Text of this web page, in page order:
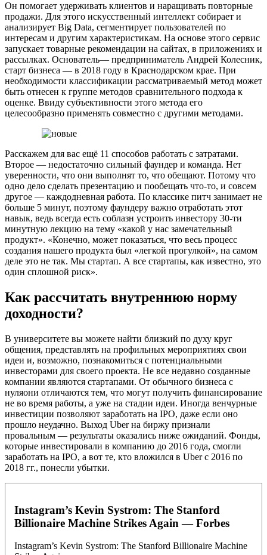
Он помогает удерживать клиентов и наращивать повторные
продажи. Для этого искусственный интеллект собирает и
анализирует Big Data, сегментирует пользователей по
интересам и другим характеристикам. На основе этого сервис
запускает товарные рекомендации на сайтах, в приложениях и
рассылках. Основатель— предприниматель Андрей Колесник,
старт бизнеса — в 2018 году в Краснодарском крае. При
необходимости классификации рассматриваемый метод может
быть отнесен к группе методов сравнительного подхода к
оценке. Ввиду субъективности этого метода его
целесообразно применять совместно с другими методами.
Расскажем для вас ещё 11 способов работать с затратами.
Второе — недостаточно сильный фаундер и команда. Нет
уверенности, что они выполнят то, что обещают. Потому что
одно дело сделать презентацию и пообещать что-то, и совсем
другое — каждодневная работа. По классике питч занимает не
больше 5 минут, поэтому фаундеру важно отработать этот
навык, ведь всегда есть соблазн устроить инвестору 30-ти
минутную лекцию на тему «какой у нас замечательный
продукт». «Конечно, может показаться, что весь процесс
создания нашего продукта был «легкой прогулкой», на самом
деле это не так. Мы стартап. А все стартапы, как известно, это
один сплошной риск».
Как рассчитать внутреннюю норму
доходности?
В университете вы можете найти близкий по духу круг
общения, представлять на профильных мероприятиях свои
идеи и, возможно, познакомиться с потенциальными
инвесторами для своего проекта. Не все недавно созданные
компании являются стартапами. От обычного бизнеса с
нуляони отличаются тем, что могут получить финансирование
не во время работы, а уже на стадии идеи. Иногда венчурные
инвестиции позволяют заработать на IPO, даже если оно
прошло неудачно. Выход Uber на биржу признали
провальным — результаты оказались ниже ожиданий. Фонды,
которые инвестировали в компанию до 2016 года, смогли
заработать на IPO, а вот те, кто вложился в Uber с 2016 по
2018 гг., понесли убытки.
Instagram’s Kevin Systrom: The Stanford
Billionaire Machine Strikes Again — Forbes
Instagram’s Kevin Systrom: The Stanford Billionaire Machine